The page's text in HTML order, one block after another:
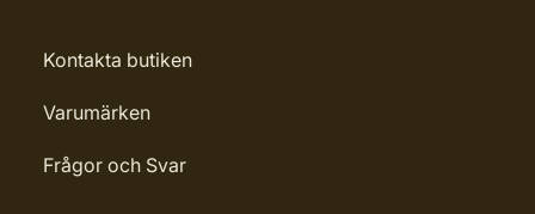
Kontakta butiken
Varumärken
Frågor och Svar